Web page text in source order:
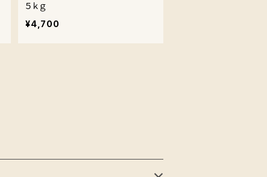
５ｋｇ
¥4,700